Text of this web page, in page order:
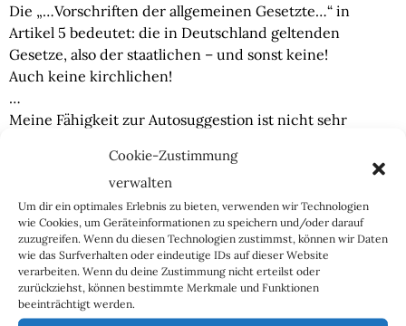
Cookie-Zustimmung
verwalten
Um dir ein optimales Erlebnis zu bieten, verwenden wir Technologien
wie Cookies, um Geräteinformationen zu speichern und/oder darauf
zuzugreifen. Wenn du diesen Technologien zustimmst, können wir Daten
wie das Surfverhalten oder eindeutige IDs auf dieser Website
verarbeiten. Wenn du deine Zustimmung nicht erteilst oder
zurückziehst, können bestimmte Merkmale und Funktionen
beeinträchtigt werden.
Die „…Vorschriften der allgemeinen Gesetzte…“ in
Artikel 5 bedeutet: die in Deutschland geltenden
Gesetze, also der staatlichen – und sonst keine!
Auch keine kirchlichen!
…
Meine Fähigkeit zur Autosuggestion ist nicht sehr
gegenüber den christlichen Kirchen…
Ich habe Verständnis für die Aufgabe der „Seelsorge“. Mir
ist klar, dass nicht jeder die innere Stabilität hat, seine
eigene Endlichkeit zu akzeptieren…
…und deshalb auch mal Unterstützung im Glauben an ein
Nachleben braucht.
Auch die Sinnstiftung für den überschaubaren Zeitraum
der eigenen Existenz ist schwierig, wenn man stets die